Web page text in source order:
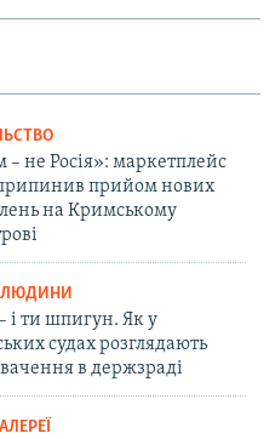
– не Росія»: маркетплейс
прийом нових
на Кримському
ЛЮДИНИ
і ти шпигун. Як у
судах розглядають
в держзраді